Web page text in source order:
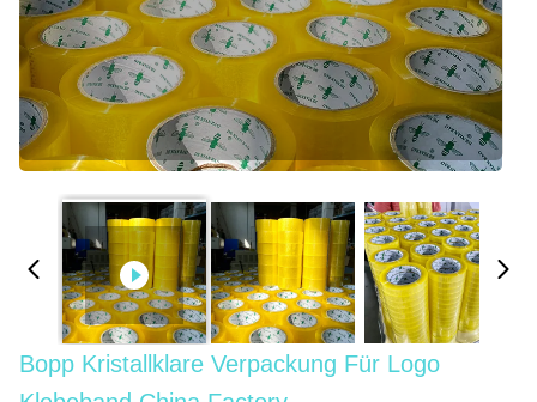
Bopp Kristallklare Verpackung Für Logo